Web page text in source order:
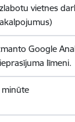
vietnes
Google
līmeni.